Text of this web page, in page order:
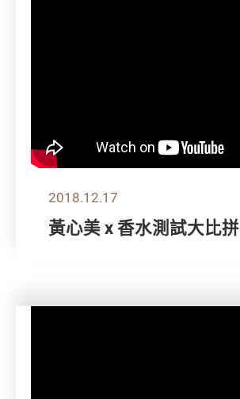
2018.12.17
黃心美 x 香水測試大比拼